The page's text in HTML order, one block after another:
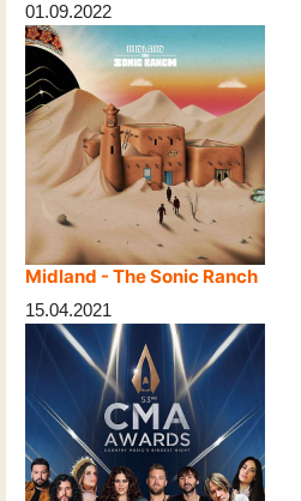
01.09.2022
Midland - The Sonic Ranch
15.04.2021